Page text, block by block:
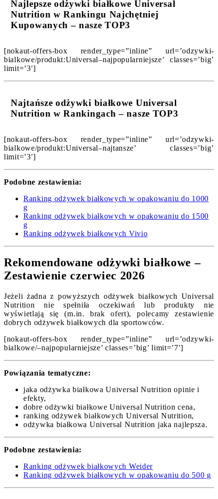
Najlepsze odżywki białkowe Universal
Nutrition w Rankingu Najchętniej
Kupowanych – nasze TOP3
[nokaut-offers-box render_type=”inline” url=’odzywki-
bialkowe/produkt:Universal–najpopularniejsze’ classes=’big’
limit=’3′]
Najtańsze odżywki białkowe Universal
Nutrition w Rankingach – nasze TOP3
[nokaut-offers-box render_type=”inline” url=’odzywki-
bialkowe/produkt:Universal–najtansze’ classes=’big’
limit=’3′]
Podobne zestawienia:
Ranking odżywek białkowych w opakowaniu do 1000
g
Ranking odżywek białkowych w opakowaniu do 1500
g
Ranking odżywek białkowych Vivio
Rekomendowane odżywki białkowe –
Zestawienie czerwiec 2026
Jeżeli żadna z powyższych odżywek białkowych Universal
Nutrition nie spełniła oczekiwań lub produkty nie
wyświetlają się (m.in. brak ofert), polecamy zestawienie
dobrych odżywek białkowych dla sportowców.
[nokaut-offers-box render_type=”inline” url=’odzywki-
bialkowe/–najpopularniejsze’ classes=’big’ limit=’7′]
Powiązania tematyczne:
jaka odżywka białkowa Universal Nutrition opinie i
efekty,
dobre odżywki białkowe Universal Nutrition cena,
ranking odżywek białkowych Universal Nutrition,
odżywka białkowa Universal Nutrition jaka najlepsza.
Podobne zestawienia:
Ranking odżywek białkowych Weider
Ranking odżywek białkowych w opakowaniu do 500 g